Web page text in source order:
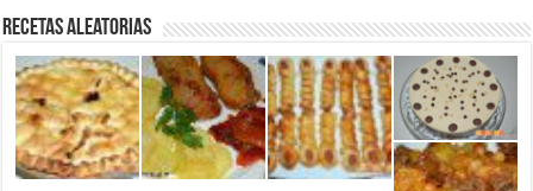
Recetas aleatorias